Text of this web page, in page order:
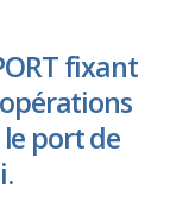
fixant
port de